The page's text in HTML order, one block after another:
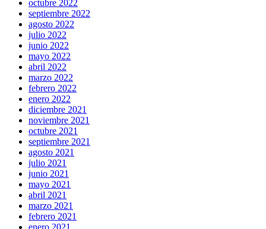
octubre 2022
septiembre 2022
agosto 2022
julio 2022
junio 2022
mayo 2022
abril 2022
marzo 2022
febrero 2022
enero 2022
diciembre 2021
noviembre 2021
octubre 2021
septiembre 2021
agosto 2021
julio 2021
junio 2021
mayo 2021
abril 2021
marzo 2021
febrero 2021
enero 2021